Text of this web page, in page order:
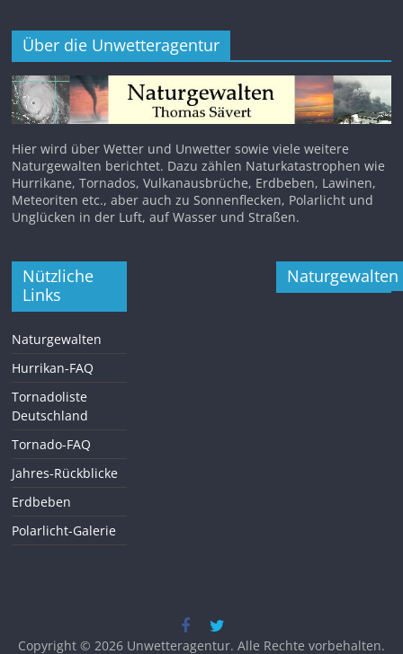
Über die Unwetteragentur
Hier wird über Wetter und Unwetter sowie viele weitere
Naturgewalten berichtet. Dazu zählen Naturkatastrophen wie
Hurrikane, Tornados, Vulkanausbrüche, Erdbeben, Lawinen,
Meteoriten etc., aber auch zu Sonnenflecken, Polarlicht und
Unglücken in der Luft, auf Wasser und Straßen.
Nützliche
Links
Naturgewalten
Hurrikan-FAQ
Tornadoliste
Deutschland
Tornado-FAQ
Jahres-Rückblicke
Erdbeben
Polarlicht-Galerie
Naturgewalten
Copyright © 2026 Unwetteragentur. Alle Rechte vorbehalten.